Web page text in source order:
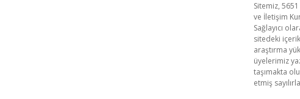
Sitemiz,
ve İletişim
Sağlayıcı
sitedeki
araştırma
üyelerimiz
taşımakta
etmiş